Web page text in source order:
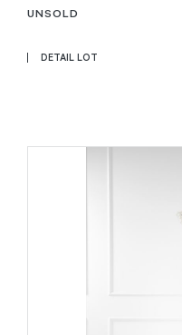
UNSOLD
DETAIL LOT